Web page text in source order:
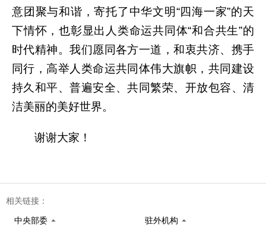
意团聚与和谐，寄托了中华文明“四海一家”的天
下情怀，也彰显出人类命运共同体“和合共生”的
时代精神。我们愿同各方一道，和衷共济、携手
同行，高举人类命运共同体伟大旗帜，共同建设
持久和平、普遍安全、共同繁荣、开放包容、清
洁美丽的美好世界。
谢谢大家！
相关链接：
中央部委 驻外机构